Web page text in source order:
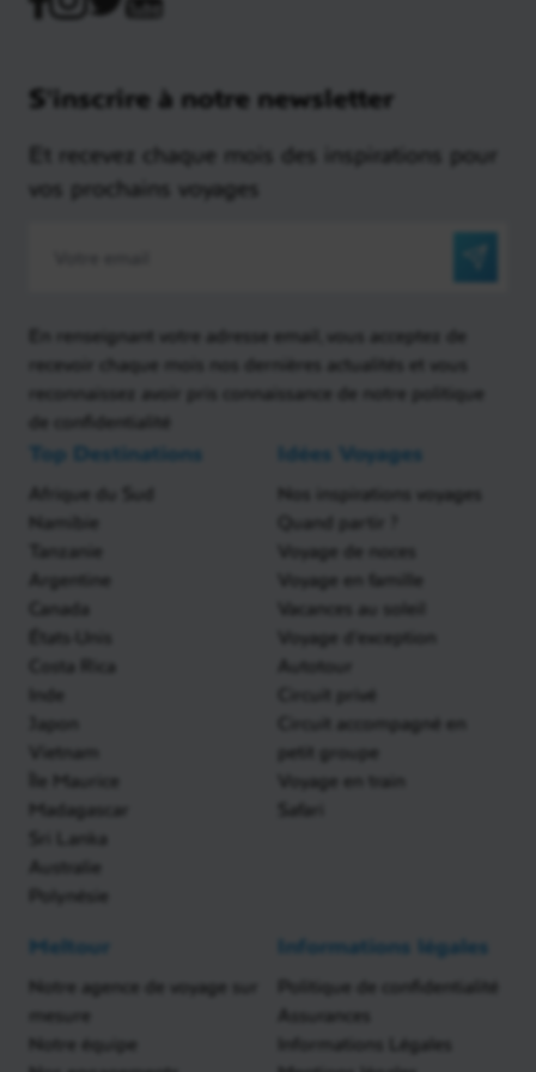
S'inscrire à notre newsletter
Et recevez chaque mois des inspirations pour
vos prochains voyages
En renseignant votre adresse email, vous acceptez de
recevoir chaque mois nos dernières actualités et vous
reconnaissez avoir pris connaissance de notre politique
de confidentialité
Top Destinations
Afrique du Sud
Namibie
Tanzanie
Argentine
Canada
États-Unis
Costa Rica
Inde
Japon
Vietnam
Île Maurice
Madagascar
Sri Lanka
Australie
Polynésie
Idées Voyages
Nos inspirations voyages
Quand partir ?
Voyage de noces
Voyage en famille
Vacances au soleil
Voyage d'exception
Autotour
Circuit privé
Circuit accompagné en
petit groupe
Voyage en train
Safari
Meltour
Notre agence de voyage sur
mesure
Notre équipe
Informations légales
Politique de confidentialité
Assurances
Informations Légales